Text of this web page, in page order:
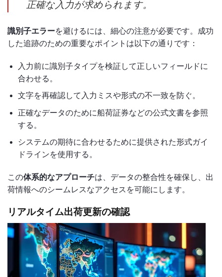
正確な入力が求められます。
識別子エラーを避けるには、細心の注意が必要です。成功
した追跡のための重要なポイントは以下の通りです：
入力前に識別子タイプを検証して正しいフィールドに
合わせる。
文字を再確認して入力ミスや形式の不一致を防ぐ。
正確なデータのために船荷証券などの公式文書を参照
する。
システムの期待に合わせるために提供された形式ガイ
ドラインを使用する。
この体系的なアプローチは、データの整合性を確保し、出
荷情報へのシームレスなアクセスを可能にします。
リアルタイム出荷更新の確認